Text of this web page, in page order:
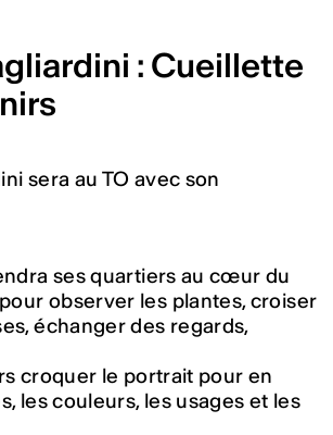
: Cueillette
sera au TO avec son
ses quartiers au cœur du
observer les plantes, croiser
échanger des regards,
croquer le portrait pour en
les couleurs, les usages et les